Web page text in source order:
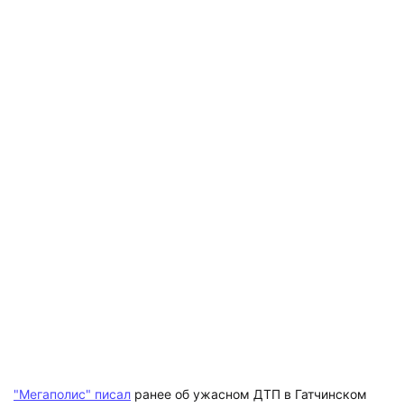
"Мегаполис" писал ранее об ужасном ДТП в Гатчинском